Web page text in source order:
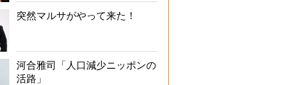
突然マルサがやって来た！
河合雅司「人口減少ニッポンの
活路」